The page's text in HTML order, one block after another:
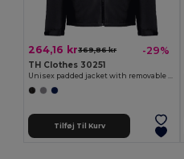
264,16 kr369,86 kr -29%
TH Clothes 30251
Unisex padded jacket with removable sleeves
Tilføj Til Kurv